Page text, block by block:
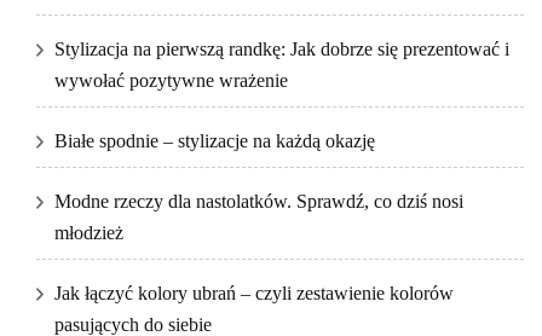
Stylizacja na pierwszą randkę: Jak dobrze się prezentować i
wywołać pozytywne wrażenie
Białe spodnie – stylizacje na każdą okazję
Modne rzeczy dla nastolatków. Sprawdź, co dziś nosi
młodzież
Jak łączyć kolory ubrań – czyli zestawienie kolorów
pasujących do siebie